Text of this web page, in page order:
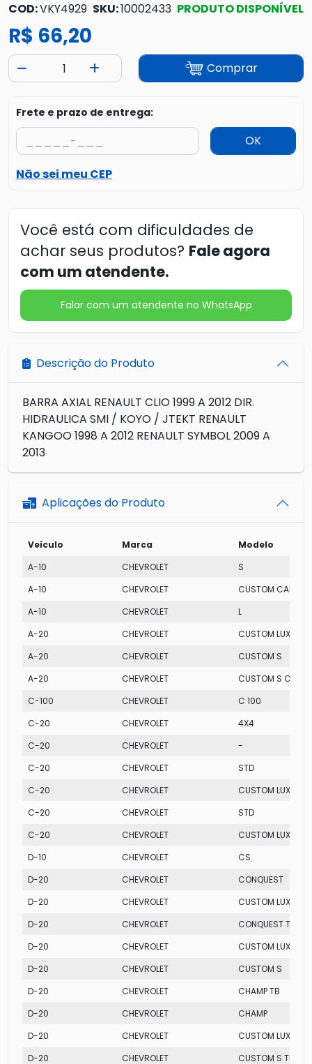
COD:VKY4929 SKU:10002433 PRODUTO DISPONÍVEL
R$ 66,20
Comprar
Frete e prazo de entrega:
OK
Não sei meu CEP
Você está com dificuldades de
achar seus produtos? Fale agora
com um atendente.
Falar com um atendente no WhatsApp
Descrição do Produto
BARRA AXIAL RENAULT CLIO 1999 A 2012 DIR.
HIDRAULICA SMI / KOYO / JTEKT RENAULT
KANGOO 1998 A 2012 RENAULT SYMBOL 2009 A
2013
Aplicações do Produto
Veículo Marca
Modelo
A-10
CHEVROLET
S
A-10
CHEVROLET
CUSTOM CAB DUP
A-10
CHEVROLET
L
A-20
CHEVROLET
CUSTOM LUXE
A-20
CHEVROLET
CUSTOM S
A-20
CHEVROLET
CUSTOM S CAB
C-100
CHEVROLET
C 100
C-20
CHEVROLET
4X4
C-20
CHEVROLET
-
C-20
CHEVROLET
STD
C-20
CHEVROLET
CUSTOM LUXE
C-20
CHEVROLET
STD
C-20
CHEVROLET
CUSTOM LUXE
D-10
CHEVROLET
CS
D-20
CHEVROLET
CONQUEST
D-20
CHEVROLET
CUSTOM LUXE
D-20
CHEVROLET
CONQUEST
D-20
CHEVROLET
CUSTOM LUXE
D-20
CHEVROLET
CUSTOM S
D-20
CHEVROLET
CHAMP TB
D-20
CHEVROLET
CHAMP
D-20
CHEVROLET
CUSTOM LUXE
D-20
CHEVROLET CUSTOM S TURBO